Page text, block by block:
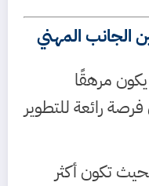
مرهقًا
رائعة للتطوير
تكون أكثر